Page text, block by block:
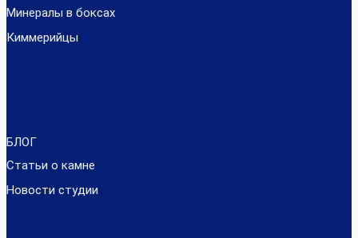
Минералы в боксах
Киммерийцы
БЛОГ
Статьи о камне
Новости студии